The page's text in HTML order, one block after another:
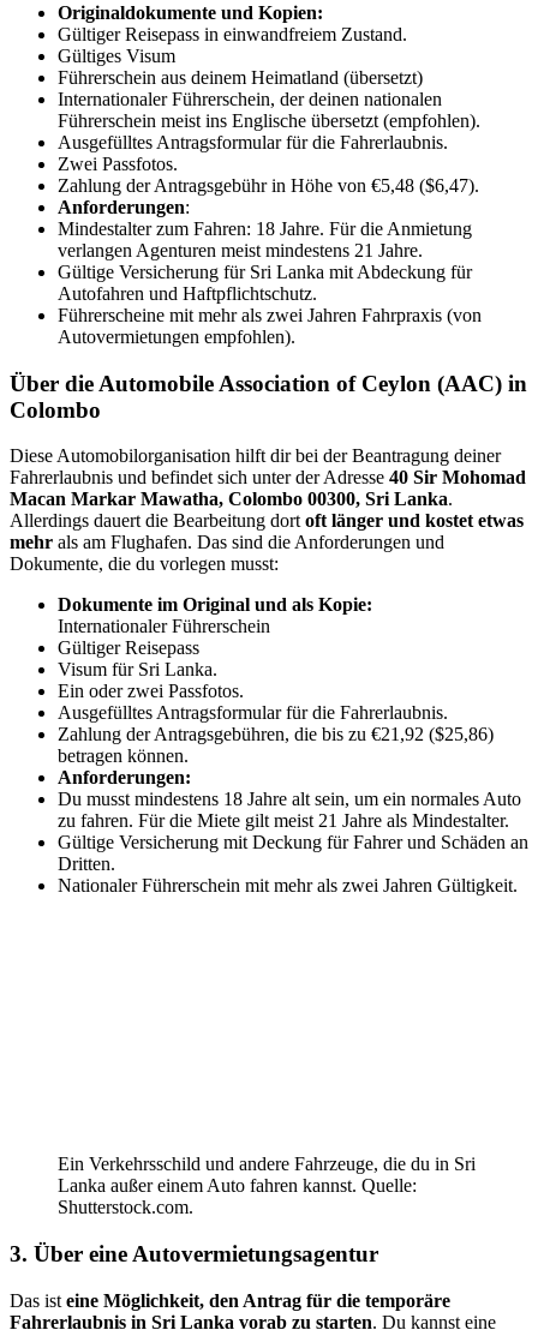
Originaldokumente und Kopien:
Gültiger Reisepass in einwandfreiem Zustand.
Gültiges Visum
Führerschein aus deinem Heimatland (übersetzt)
Internationaler Führerschein, der deinen nationalen
Führerschein meist ins Englische übersetzt (empfohlen).
Ausgefülltes Antragsformular für die Fahrerlaubnis.
Zwei Passfotos.
Zahlung der Antragsgebühr in Höhe von €5,48 ($6,47).
Anforderungen:
Mindestalter zum Fahren: 18 Jahre. Für die Anmietung
verlangen Agenturen meist mindestens 21 Jahre.
Gültige Versicherung für Sri Lanka mit Abdeckung für
Autofahren und Haftpflichtschutz.
Führerscheine mit mehr als zwei Jahren Fahrpraxis (von
Autovermietungen empfohlen).
Über die Automobile Association of Ceylon (AAC) in
Colombo
Diese Automobilorganisation hilft dir bei der Beantragung deiner
Fahrerlaubnis und befindet sich unter der Adresse 40 Sir Mohomad
Macan Markar Mawatha, Colombo 00300, Sri Lanka.
Allerdings dauert die Bearbeitung dortoft länger und kostet etwas
mehr als am Flughafen. Das sind die Anforderungen und
Dokumente, die du vorlegen musst:
Dokumente im Original und als Kopie:
Internationaler Führerschein
Gültiger Reisepass
Visum für Sri Lanka.
Ein oder zwei Passfotos.
Ausgefülltes Antragsformular für die Fahrerlaubnis.
Zahlung der Antragsgebühren, die bis zu €21,92 ($25,86)
betragen können.
Anforderungen:
Du musst mindestens 18 Jahre alt sein, um ein normales Auto
zu fahren. Für die Miete gilt meist 21 Jahre als Mindestalter.
Gültige Versicherung mit Deckung für Fahrer und Schäden an
Dritten.
Nationaler Führerschein mit mehr als zwei Jahren Gültigkeit.
Ein Verkehrsschild und andere Fahrzeuge, die du in Sri
Lanka außer einem Auto fahren kannst. Quelle:
Shutterstock.com.
3. Über eine Autovermietungsagentur
Das ist eine Möglichkeit, den Antrag für die temporäre
Fahrerlaubnis in Sri Lanka vorab zu starten. Du kannst eine